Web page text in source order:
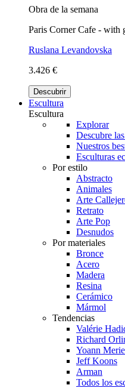
Obra de la semana
Paris Corner Cafe - with
Ruslana Levandovska
3.426 €
Descubrir
Escultura
Escultura
Explorar
Descubre
Nuestros
Esculturas
Por estilo
Abstracto
Animales
Arte
Retrato
Arte Pop
Desnudos
Por materiales
Bronce
Acero
Madera
Resina
Cerámico
Mármol
Tendencias
Valérie
Richard
Yoann
Jeff Koons
Arman
Todos los